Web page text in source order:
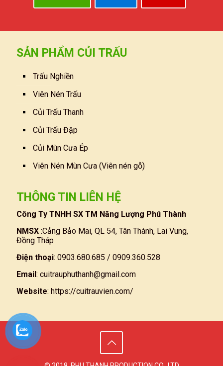
SẢN PHẨM CỦI TRẤU
Trấu Nghiền
Viên Nén Trấu
Củi Trấu Thanh
Củi Trấu Đập
Củi Mùn Cưa Ép
Viên Nén Mùn Cưa (Viên nén gỗ)
THÔNG TIN LIÊN HỆ
Công Ty TNHH SX TM Năng Lượng Phú Thành
NMSX :Cảng Bảo Mai, QL 54, Tân Thành, Lai Vung,
Đồng Tháp
Điện thoại: 0903.680.685 / 0909.360.528
Email: cuitrauphuthanh@gmail.com
Website: https://cuitrauvien.com/